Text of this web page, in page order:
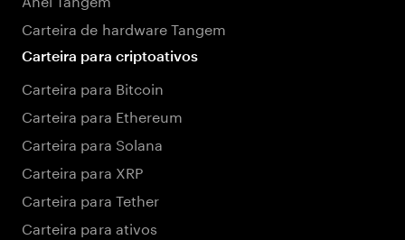
Carteira de hardware Tangem
Carteira para criptoativos
Carteira para Bitcoin
Carteira para Ethereum
Carteira para Solana
Carteira para XRP
Carteira para Tether
Carteira para ativos